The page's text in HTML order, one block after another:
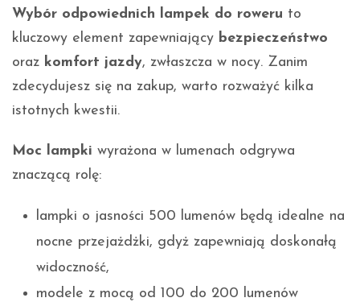
Wybór odpowiednich lampek do roweru to
kluczowy element zapewniający bezpieczeństwo
oraz komfort jazdy, zwłaszcza w nocy. Zanim
zdecydujesz się na zakup, warto rozważyć kilka
istotnych kwestii.
Moc lampki wyrażona w lumenach odgrywa
znaczącą rolę:
lampki o jasności 500 lumenów będą idealne na
nocne przejażdżki, gdyż zapewniają doskonałą
widoczność,
modele z mocą od 100 do 200 lumenów